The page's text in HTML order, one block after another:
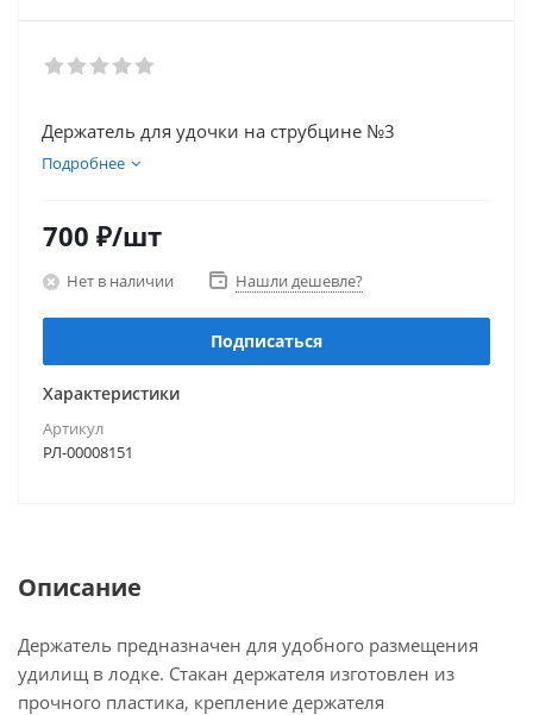
Держатель для удочки на струбцине №3
Подробнее
700 ₽/шт
Нет в наличии Нашли дешевле?
Подписаться
Характеристики
Артикул
РЛ-00008151
Описание
Держатель предназначен для удобного размещения
удилищ в лодке. Стакан держателя изготовлен из
прочного пластика, крепление держателя